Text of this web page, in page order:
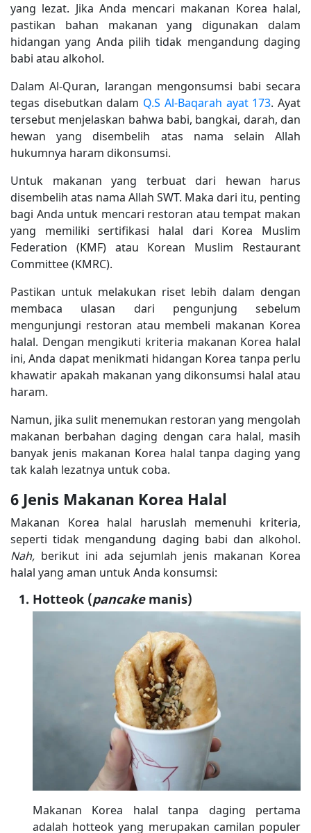
yang lezat. Jika Anda mencari makanan Korea halal,
pastikan bahan makanan yang digunakan dalam
hidangan yang Anda pilih tidak mengandung daging
babi atau alkohol.
Dalam Al-Quran, larangan mengonsumsi babi secara
tegas disebutkan dalam Q.S Al-Baqarah ayat 173. Ayat
tersebut menjelaskan bahwa babi, bangkai, darah, dan
hewan yang disembelih atas nama selain Allah
hukumnya haram dikonsumsi.
Untuk makanan yang terbuat dari hewan harus
disembelih atas nama Allah SWT. Maka dari itu, penting
bagi Anda untuk mencari restoran atau tempat makan
yang memiliki sertifikasi halal dari Korea Muslim
Federation (KMF) atau Korean Muslim Restaurant
Committee (KMRC).
Pastikan untuk melakukan riset lebih dalam dengan
membaca ulasan dari pengunjung sebelum
mengunjungi restoran atau membeli makanan Korea
halal. Dengan mengikuti kriteria makanan Korea halal
ini, Anda dapat menikmati hidangan Korea tanpa perlu
khawatir apakah makanan yang dikonsumsi halal atau
haram.
Namun, jika sulit menemukan restoran yang mengolah
makanan berbahan daging dengan cara halal, masih
banyak jenis makanan Korea halal tanpa daging yang
tak kalah lezatnya untuk coba.
6 Jenis Makanan Korea Halal
Makanan Korea halal haruslah memenuhi kriteria,
seperti tidak mengandung daging babi dan alkohol.
Nah, berikut ini ada sejumlah jenis makanan Korea
halal yang aman untuk Anda konsumsi:
Hotteok (pancakemanis)
Makanan Korea halal tanpa daging pertama
adalah hotteok yang merupakan camilan populer